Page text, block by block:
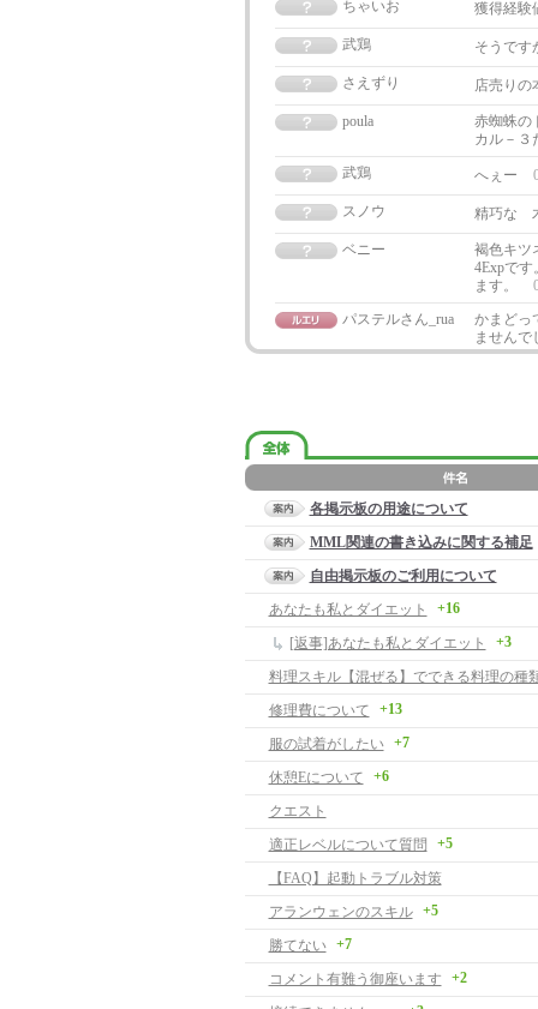
ちゃいお 獲得経験
武鶏 そうです
さえずり 店売りの
poula
赤蜘蛛の
カル－３
武鶏
へぇー
スノウ 精巧な
ベニー
褐色キツ
4Expで
ます。
パステルさん_rua
かまどっ
ません
各掲示板の用途について
MML関連の書き込みに関する補足
自由掲示板のご利用について
あなたも私とダイエット
+16
[返事]あなたも私とダイエット +3
料理スキル【混ぜる】でできる料理の種
修理費について
+13
服の試着がしたい +7
休憩Eについて +6
クエスト
適正レベルについて質問
+5
【FAQ】起動トラブル対策
アランウェンのスキル
+5
勝てない +7
コメント有難う御座います +2